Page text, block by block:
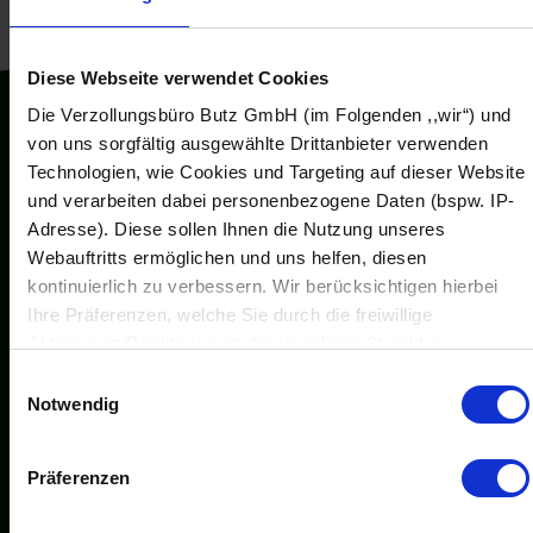
Diese Webseite verwendet Cookies
Die Verzollungsbüro Butz GmbH (im Folgenden ,,wir“) und
von uns sorgfältig ausgewählte Drittanbieter verwenden
Technologien, wie Cookies und Targeting auf dieser Website
und verarbeiten dabei personenbezogene Daten (bspw. IP-
Adresse). Diese sollen Ihnen die Nutzung unseres
Webauftritts ermöglichen und uns helfen, diesen
kontinuierlich zu verbessern. Wir berücksichtigen hierbei
Ihre Präferenzen, welche Sie durch die freiwillige
Wirkung für die Zukunft ändern oder widerrufen, indem Sie
zu unserer ,,Cookie-Policy“ navigieren. Den Link hierfür
finden Sie auf jeder Seite ganz unten. Weitere Informationen
zu von uns und Drittanbietern eingesetzten Technologien
Notwendig
Präferenzen